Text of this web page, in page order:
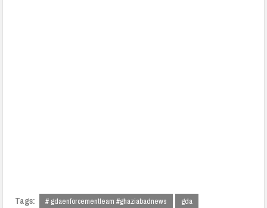
Tags: # gdaenforcementteam #ghaziabadnews
gda